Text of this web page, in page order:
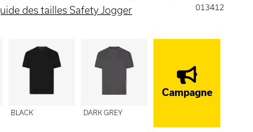
des tailles Safety Jogger
013412
BLACK DARK GREY
Campagne